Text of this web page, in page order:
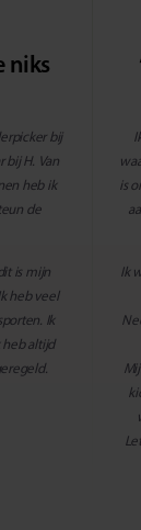
niks
bij
bij H. Van
heb ik
de
is mijn
heb veel
Ik
heb altijd
is
Ik